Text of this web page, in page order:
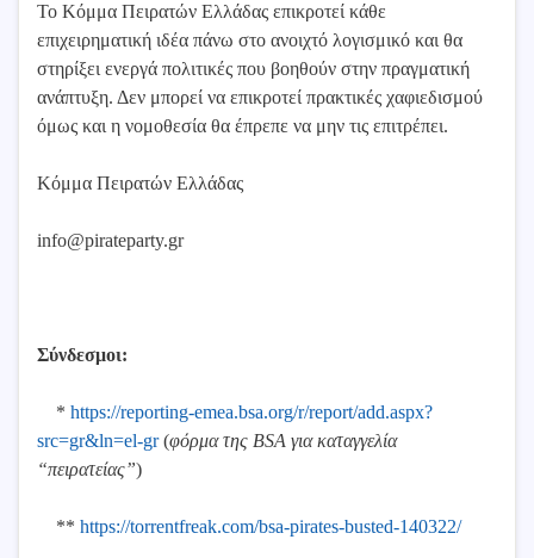
Το Κόμμα Πειρατών Ελλάδας επικροτεί κάθε
επιχειρηματική ιδέα πάνω στο ανοιχτό λογισμικό και θα
στηρίξει ενεργά πολιτικές που βοηθούν στην πραγματική
ανάπτυξη. Δεν μπορεί να επικροτεί πρακτικές χαφιεδισμού
όμως και η νομοθεσία θα έπρεπε να μην τις επιτρέπει.
Κόμμα Πειρατών Ελλάδας
info@pirateparty.gr
Σύνδεσμοι:
* https://reporting-emea.bsa.org/r/report/add.aspx?
src=gr&ln=el-gr(φόρμα της BSA για καταγγελία
“πειρατείας”)
** https://torrentfreak.com/bsa-pirates-busted-140322/